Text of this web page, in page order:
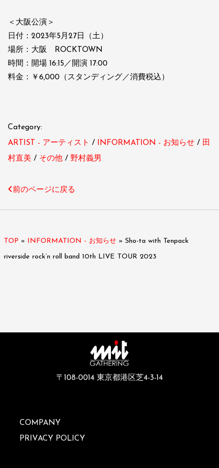
＜大阪公演＞
日付：2023年5月27日（土）
場所：大阪 ROCKTOWN
時間：開場 16:15／開演 17:00
料金：￥6,000（スタンディング／消費税込）
Category:
ARTIST - アーティスト
INFORMATION - お知らせ
田
村直美
その他 野村義男
前のページに戻る
TOP » INFORMATION - お知らせ » Sho-ta with Tenpack
riverside rock’n roll band 10th LIVE TOUR 2023
〒108-0014 東京都港区芝4-3-14
COMPANY
PRIVACY POLICY